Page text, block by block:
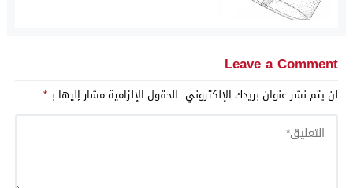
Leave a Comment
لن يتم نشر عنوان بريدك الإلكتروني. الحقول الإلزامية مشار إليها بـ*